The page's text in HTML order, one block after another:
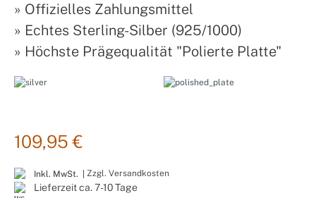
» Offizielles Zahlungsmittel
» Echtes Sterling-Silber (925/1000)
» Höchste Prägequalität "Polierte Platte"
109,95 €
Inkl. MwSt. | Zzgl. Versandkosten
Lieferzeit ca. 7-10 Tage